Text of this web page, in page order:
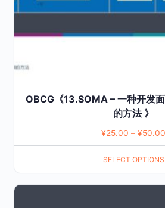
OBCG《13.SOMA – 一种开发
的方法 》
¥25.00 – ¥50.00
SELECT OPTIONS
on
product